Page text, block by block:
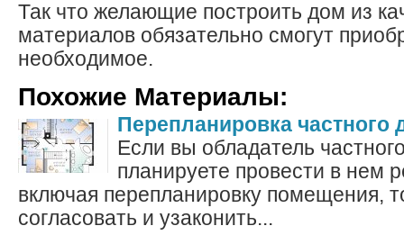
Так что желающие построить дом из
материалов обязательно смогут
необходимое.
Похожие Материалы:
Перепланировка частного
Если вы обладатель
планируете провести в нем
включая перепланировку помещения,
согласовать и узаконить...